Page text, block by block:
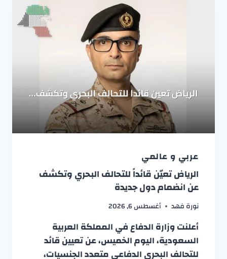
عربي و عالمي
الرياض تعيّن قائداً للتحالف البحري وتكشف
عن انضمام دول جديدة
نورة فهد أغسطس 6, 2026
أعلنت وزارة الدفاع في المملكة العربية
السعودية، اليوم الخميس، عن تعيين قائد
للتحالف البحري الدفاعي متعدد الجنسيات،